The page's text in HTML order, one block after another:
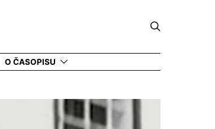
O ČASOPISU